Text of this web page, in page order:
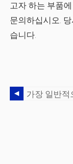
고자 하는 부품
문의하십시오.
습니다.